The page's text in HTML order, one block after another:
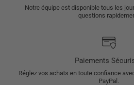
Notre équipe est disponible tous les
questions
Paiements
Réglez vos achats en toute confiance
PayPal.